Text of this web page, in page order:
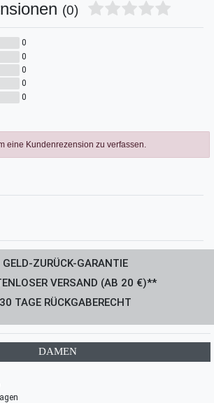
(0)
0
0
0
0
0
eine Kundenrezension zu verfassen.
GELD-ZURÜCK-GARANTIE
VERSAND (AB 20 €)**
30 TAGE RÜCKGABERECHT
DAMEN